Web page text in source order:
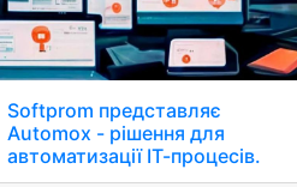
Softprom представляє
Automox - рішення для
автоматизації ІТ-процесів.